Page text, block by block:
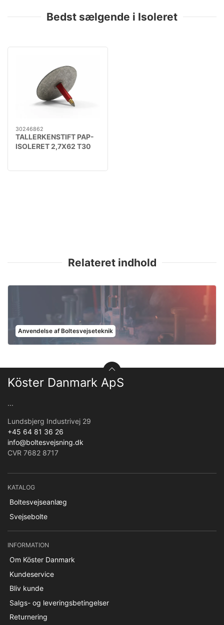
Bedst sælgende i Isoleret
30246862
TALLERKENSTIFT PAP-
ISOLERET 2,7X62 T30
Relateret indhold
Anvendelse af Boltesvejseteknik
Köster Danmark ApS
...
Lundsbjerg Industrivej 29
+45 64 81 36 26
info@boltesvejsning.dk
CVR 7682 8717
KATALOG
Boltesvejseanlæg
Svejsebolte
INFORMATION
Om Köster Danmark
Kundeservice
Bliv kunde
Salgs- og leveringsbetingelser
Returnering